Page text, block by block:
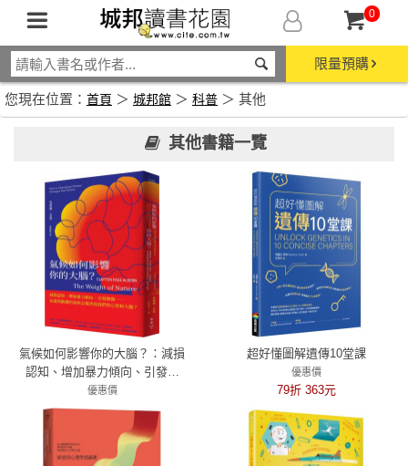
0
限量預購
您現在位置： 首頁 ＞ 城邦館 ＞ 科普 ＞ 其他
其他書籍一覽
氣候如何影響你的大腦？：減損
認知、增加暴力傾向、引發創
傷……高溫與動盪的氣候怎樣改
寫我們的心智和大腦？
優惠價
79折 427元
超好懂圖解遺傳10堂課
優惠價
79折 363元